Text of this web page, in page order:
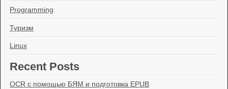
Programming
Туризм
Linux
Recent Posts
OCR с помощью БЯМ и подготовка EPUB